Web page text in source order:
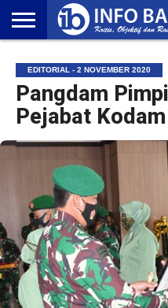
NASIONAL
AMBONIA
MALUKU
EKONOMI
POLITIK
OLAHRAGA
LIFESTYLE
REDAKSI
EDITORIAL - 2 NOVEMBER 2020
Pangdam
Pejabat